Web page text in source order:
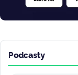
Podcasty